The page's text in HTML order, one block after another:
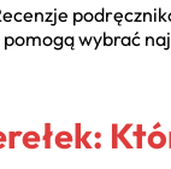
wybrać